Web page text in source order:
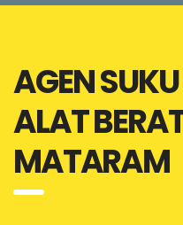
AGEN
ALAT
MATARAM